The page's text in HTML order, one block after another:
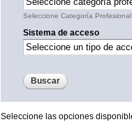
Seleccione Categoría Profesional
Sistema de acceso
Seleccione las opciones